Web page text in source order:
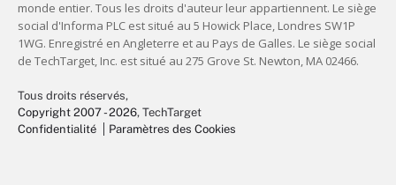
Tous droits réservés,
Copyright 2007 - 2026, TechTarget
Confidentialité
Paramètres des Cookies